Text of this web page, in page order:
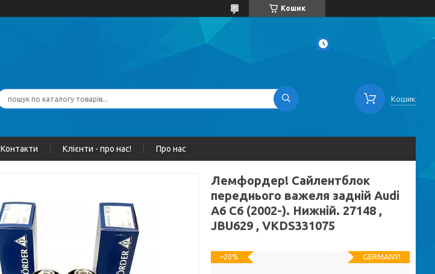
Кошик
Кошик
Контакти Клієнти - про нас! Про нас
Лемфордер! Сайлентблок
переднього важеля задній Audi
A6 C6 (2002-). Нижній. 27148 ,
JBU629 , VKDS331075
GERMANY!
–20%